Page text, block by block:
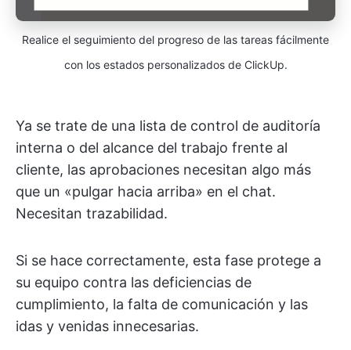
Realice el seguimiento del progreso de las tareas fácilmente
con los estados personalizados de ClickUp.
Ya se trate de una lista de control de auditoría
interna o del alcance del trabajo frente al
cliente, las aprobaciones necesitan algo más
que un «pulgar hacia arriba» en el chat.
Necesitan trazabilidad.
Si se hace correctamente, esta fase protege a
su equipo contra las deficiencias de
cumplimiento, la falta de comunicación y las
idas y venidas innecesarias.